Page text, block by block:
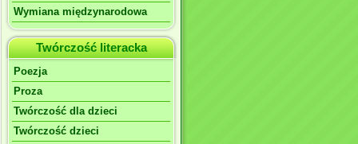
Wymiana międzynarodowa
Twórczość literacka
Poezja
Proza
Twórczość dla dzieci
Twórczość dzieci